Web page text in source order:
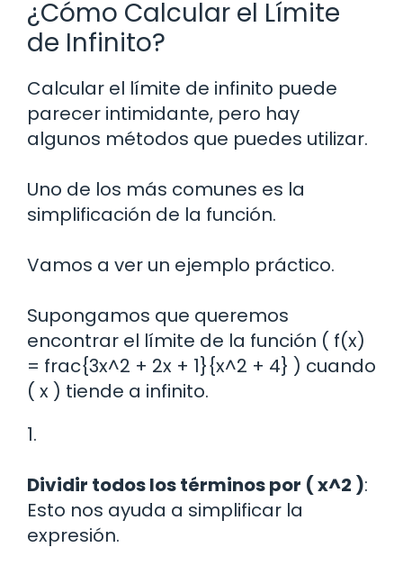
¿Cómo Calcular el Límite
de Infinito?
Calcular el límite de infinito puede
parecer intimidante, pero hay
algunos métodos que puedes utilizar.
Uno de los más comunes es la
simplificación de la función.
Vamos a ver un ejemplo práctico.
Supongamos que queremos
encontrar el límite de la función ( f(x)
= frac{3x^2 + 2x + 1}{x^2 + 4} ) cuando
( x ) tiende a infinito.
1.
Dividir todos los términos por ( x^2 ):
Esto nos ayuda a simplificar la
expresión.